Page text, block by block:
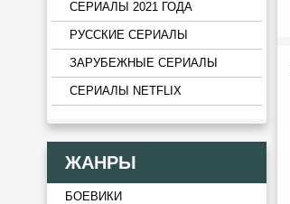
СЕРИАЛЫ 2021 ГОДА
РУССКИЕ СЕРИАЛЫ
ЗАРУБЕЖНЫЕ СЕРИАЛЫ
СЕРИАЛЫ NETFLIX
ЖАНРЫ
БОЕВИКИ